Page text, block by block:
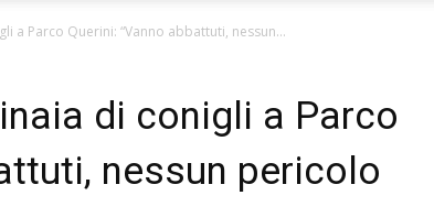
a Parco Querini: “Vanno abbattuti, nessun...
di conigli a Parco
nessun pericolo